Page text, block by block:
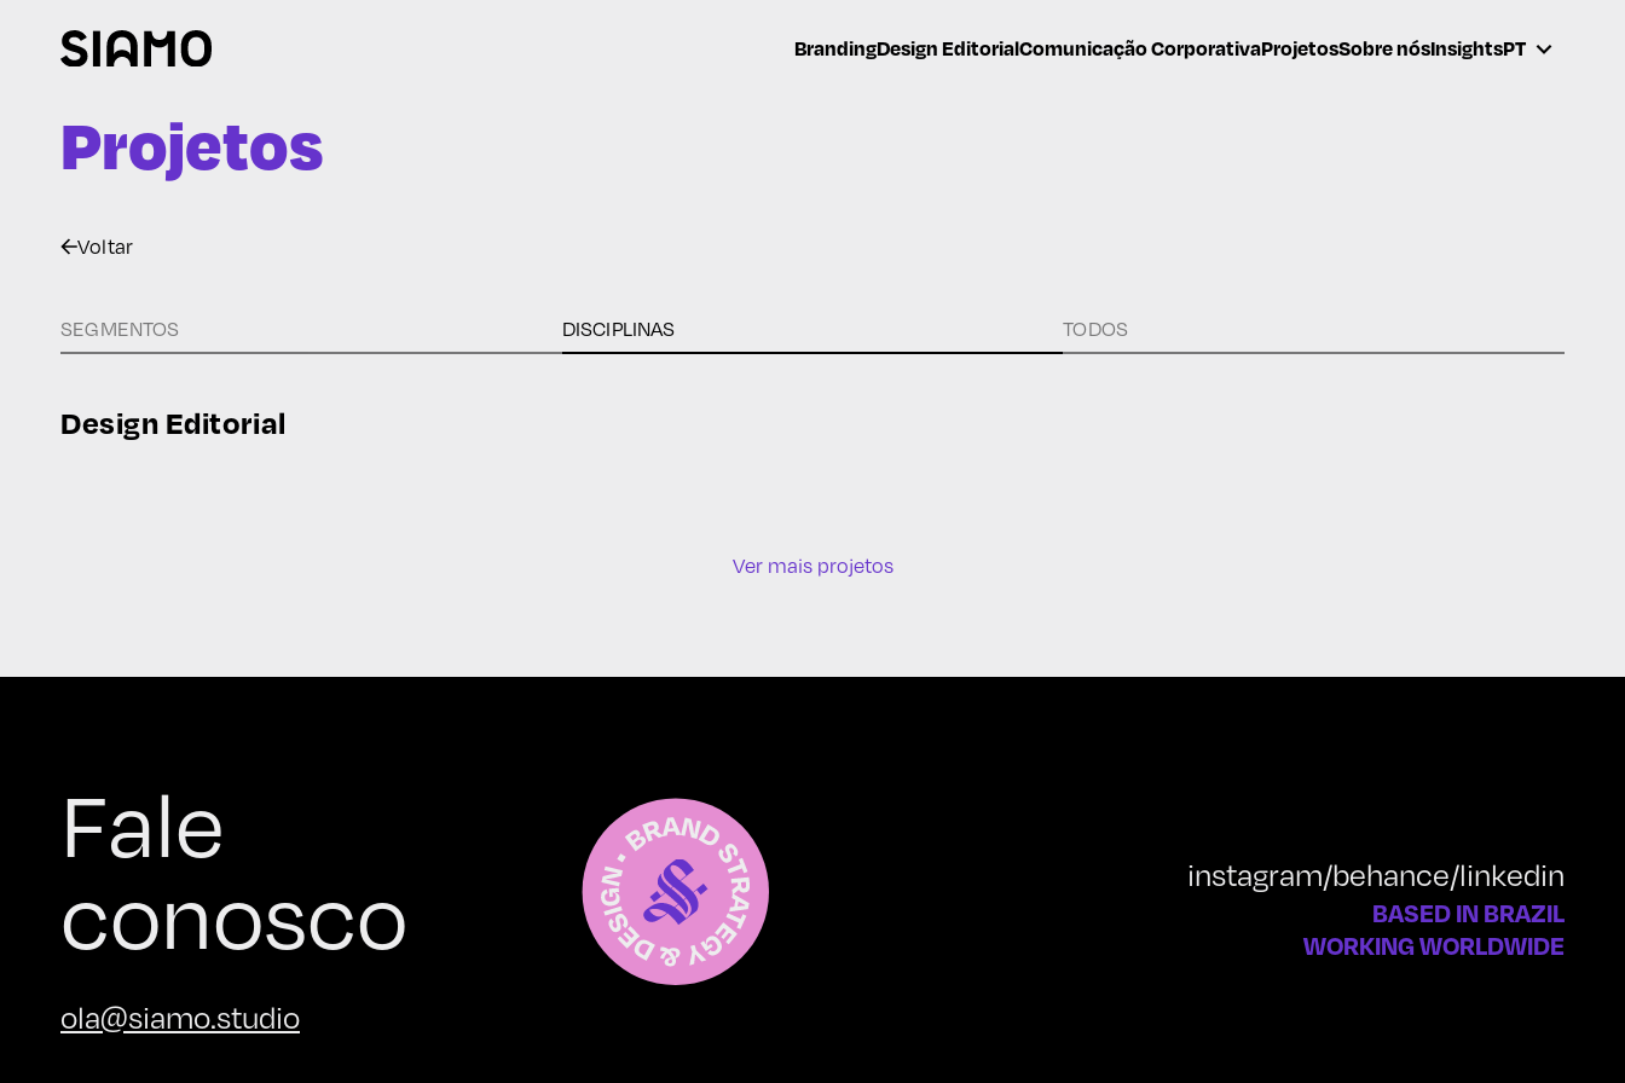
BrandingDesign EditorialComunicação CorporativaProjetosSobre nósInsightsPT
Projetos
Voltar
SEGMENTOS DISCIPLINAS TODOS
Design Editorial
Ver mais projetos
Fale
conosco
ola@siamo.studio
instagram/behance/linkedin
BASED IN BRAZIL
WORKING WORLDWIDE